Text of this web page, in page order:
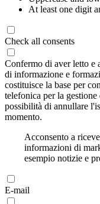
At least one digit
Check all consents
Confermo di aver letto e
di informazione e
costituisce la base per
telefonica per la
possibilità di annullare
momento.
Acconsento a
informazioni di
esempio notizie e
E-mail